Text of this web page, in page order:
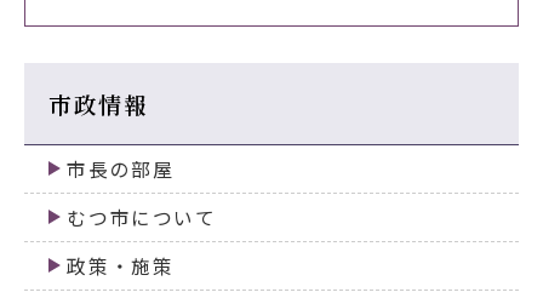
市政情報
市長の部屋
むつ市について
政策・施策